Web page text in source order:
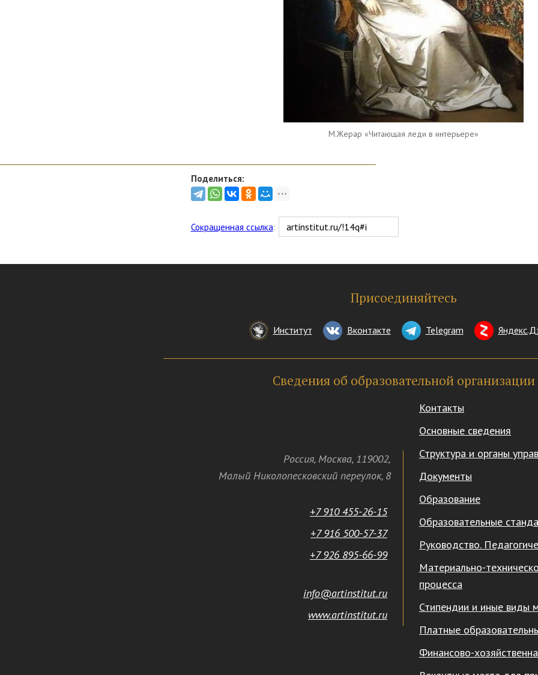
М.Жерар «Читающая леди в интерьере»
Поделиться:
Сокращенная ссылка:
Присоединяйтесь
Институт Вконтакте Telegram
Сведения об образовательной организации
Контакты
Основные сведения
Структура и органы
Документы
Образование
Образовательные
Руководство.
Материально-
процесса
Стипендии и иные виды
Платные
Финансово-
Россия, Москва, 119002,
Малый Николопесковский переулок,8
+7 910 455-26-15
+7 916 500-57-37
+7 926 895-66-99
info@artinstitut.ru
www.artinstitut.ru